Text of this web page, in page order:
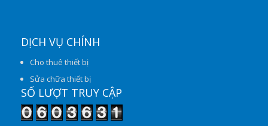
DỊCH VỤ CHÍNH
Cho thuê thiết bị
Sửa chữa thiết bị
SỐ LƯỢT TRUY CẬP